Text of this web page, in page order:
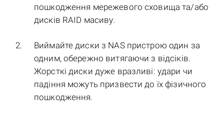
пошкодження мережевого сховища та/або
дисків RAID масиву.
Виймайте диски з NAS пристрою один за
одним, обережно витягаючи з відсіків.
Жорсткі диски дуже вразливі: удари чи
падіння можуть призвести до їх фізичного
пошкодження.